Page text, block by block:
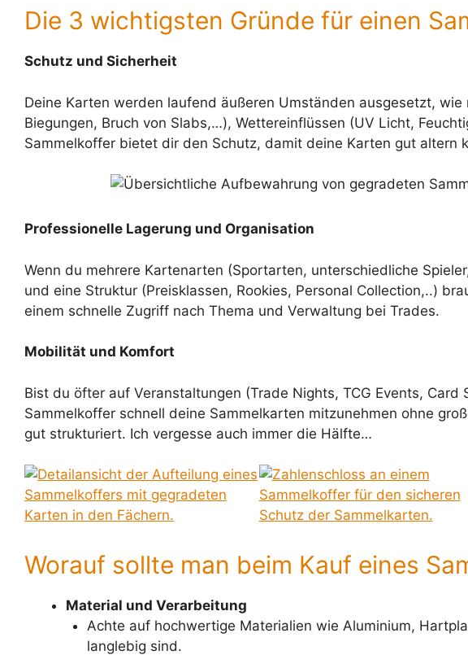
Die 3 wichtigsten Gründe für einen
Schutz und Sicherheit
Deine Karten werden laufend äußeren Umständen ausgesetzt, wie
Biegungen, Bruch von Slabs,…), Wettereinflüssen (UV Licht,
Sammelkoffer bietet dir den Schutz, damit deine Karten gut altern
Professionelle Lagerung und Organisation
Wenn du mehrere Kartenarten (Sportarten, unterschiedliche
und eine Struktur (Preisklassen, Rookies, Personal Collection,..)
einem schnelle Zugriff nach Thema und Verwaltung bei Trades.
Mobilität und Komfort
Bist du öfter auf Veranstaltungen (Trade Nights, TCG Events, Card
Sammelkoffer schnell deine Sammelkarten mitzunehmen ohne
gut strukturiert. Ich vergesse auch immer die Hälfte…
Worauf sollte man beim Kauf eines
Material und Verarbeitung
Achte auf hochwertige Materialien wie Aluminium,
langlebig sind.